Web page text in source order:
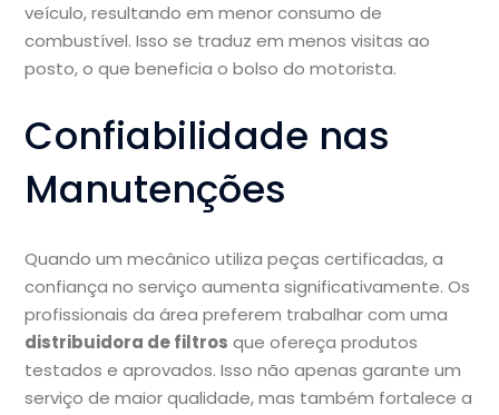
veículo, resultando em menor consumo de
combustível. Isso se traduz em menos visitas ao
posto, o que beneficia o bolso do motorista.
Confiabilidade nas
Manutenções
Quando um mecânico utiliza peças certificadas, a
confiança no serviço aumenta significativamente. Os
profissionais da área preferem trabalhar com uma
distribuidora de filtros que ofereça produtos
testados e aprovados. Isso não apenas garante um
serviço de maior qualidade, mas também fortalece a